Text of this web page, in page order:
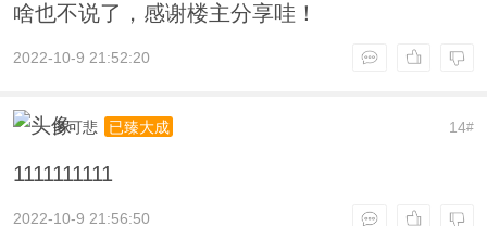
啥也不说了，感谢楼主分享哇！
2022-10-9 21:52:20
14#
多可悲 已臻大成
1111111111
2022-10-9 21:56:50